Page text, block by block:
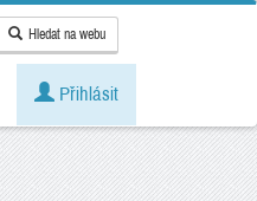
Hledat na webu
Přihlásit